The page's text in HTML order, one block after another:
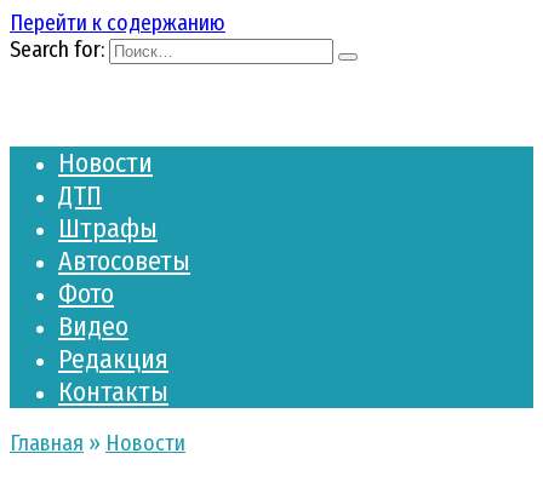
Перейти к содержанию
Search for:
Новости
ДТП
Штрафы
Автосоветы
Фото
Видео
Редакция
Контакты
Главная » Новости